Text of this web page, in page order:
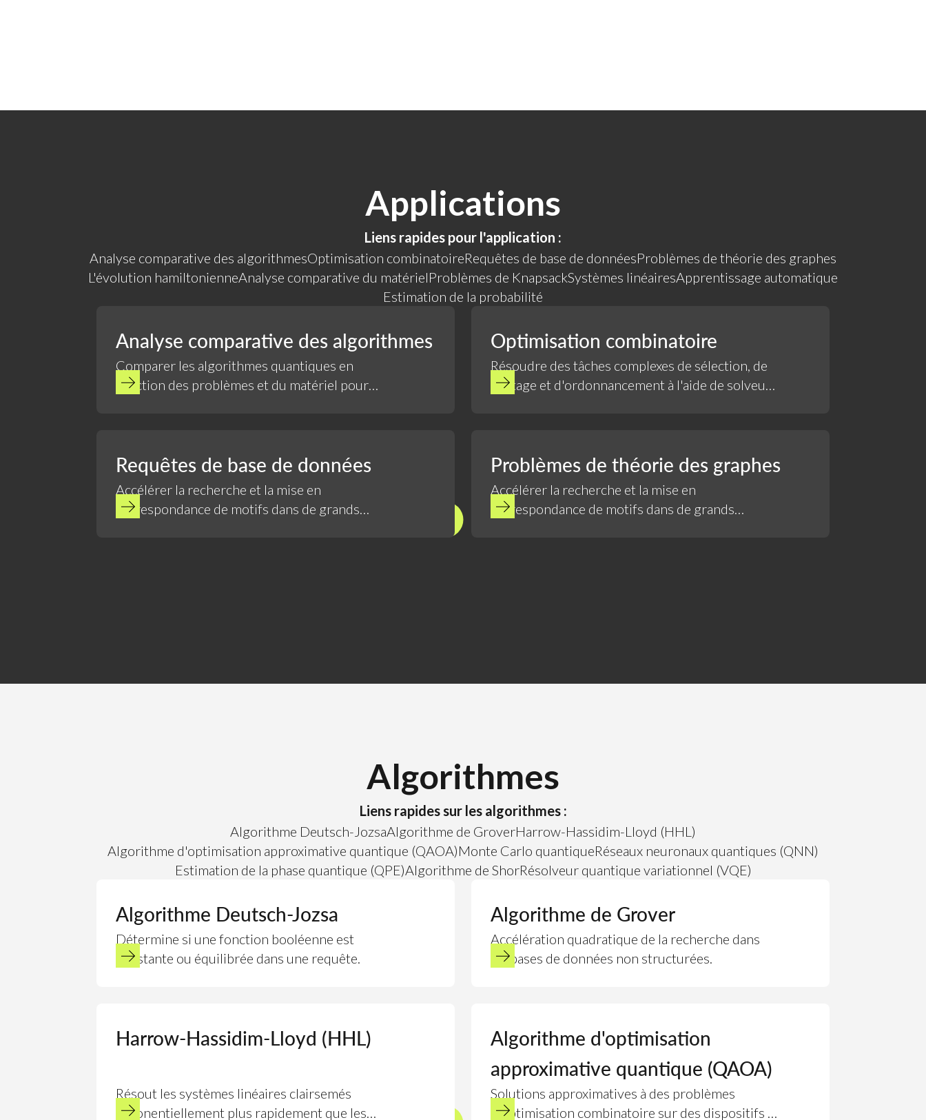
Applications
Liens rapides pour l'application :
Analyse comparative des algorithmesOptimisation combinatoireRequêtes de base de donnéesProblèmes de théorie des graphes
L'évolution hamiltonienneAnalyse comparative du matérielProblèmes de KnapsackSystèmes linéairesApprentissage automatique
Estimation de la probabilité
Analyse comparative des algorithmes
Comparer les algorithmes quantiques en
fonction des problèmes et du matériel pour
Optimisation combinatoire
Résoudre des tâches complexes de sélection, de
routage et d'ordonnancement à l'aide de solveurs
Requêtes de base de données
Accélérer la recherche et la mise en
correspondance de motifs dans de grands
Problèmes de théorie des graphes
Accélérer la recherche et la mise en
correspondance de motifs dans de grands
Algorithmes
Liens rapides sur les algorithmes :
Algorithme Deutsch-JozsaAlgorithme de GroverHarrow-Hassidim-Lloyd (HHL)
Algorithme d'optimisation approximative quantique (QAOA)Monte Carlo quantiqueRéseaux neuronaux quantiques (QNN)
Estimation de la phase quantique (QPE)Algorithme de ShorRésolveur quantique variationnel (VQE)
Algorithme Deutsch-Jozsa
Détermine si une fonction booléenne est
constante ou équilibrée dans une requête.
Algorithme de Grover
Accélération quadratique de la recherche dans
les bases de données non structurées.
Harrow-Hassidim-Lloyd (HHL)
Résout les systèmes linéaires clairsemés
exponentiellement plus rapidement que les
Algorithme d'optimisation
approximative quantique (QAOA)
Solutions approximatives à des problèmes
d'optimisation combinatoire sur des dispositifs à